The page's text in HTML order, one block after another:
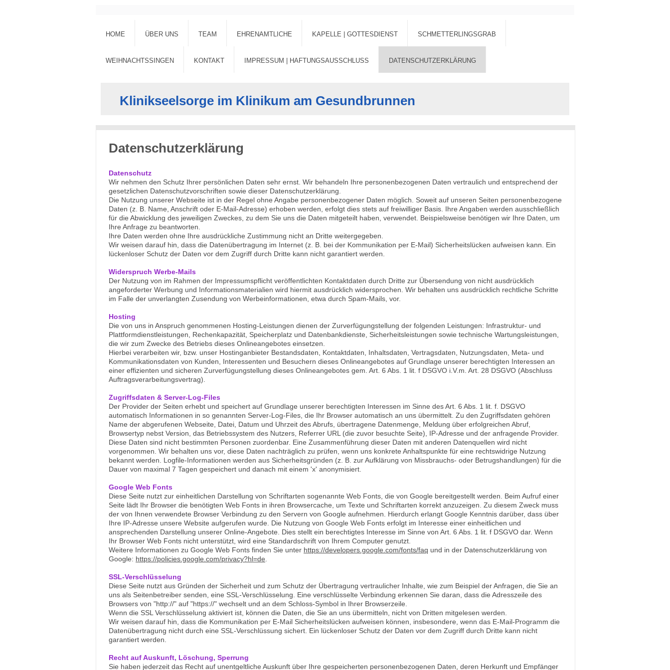
HOME ÜBER UNS TEAM EHRENAMTLICHE KAPELLE | GOTTESDIENST SCHMETTERLINGSGRAB
WEIHNACHTSSINGEN KONTAKT IMPRESSUM | HAFTUNGSAUSSCHLUSS DATENSCHUTZERKLÄRUNG
Klinikseelsorge im Klinikum am Gesundbrunnen
Datenschutzerklärung
Datenschutz
Wir nehmen den Schutz Ihrer persönlichen Daten sehr ernst. Wir behandeln Ihre personenbezogenen Daten vertraulich und entsprechend der
gesetzlichen Datenschutzvorschriften sowie dieser Datenschutzerklärung.
Die Nutzung unserer Webseite ist in der Regel ohne Angabe personenbezogener Daten möglich. Soweit auf unseren Seiten personenbezogene
Daten (z. B. Name, Anschrift oder E-Mail-Adresse) erhoben werden, erfolgt dies stets auf freiwilliger Basis. Ihre Angaben werden ausschließlich
für die Abwicklung des jeweiligen Zweckes, zu dem Sie uns die Daten mitgeteilt haben, verwendet. Beispielsweise benötigen wir Ihre Daten, um
Ihre Anfrage zu beantworten.
Ihre Daten werden ohne Ihre ausdrückliche Zustimmung nicht an Dritte weitergegeben.
Wir weisen darauf hin, dass die Datenübertragung im Internet (z. B. bei der Kommunikation per E-Mail) Sicherheitslücken aufweisen kann. Ein
lückenloser Schutz der Daten vor dem Zugriff durch Dritte kann nicht garantiert werden.
Widerspruch Werbe-Mails
Der Nutzung von im Rahmen der Impressumspflicht veröffentlichten Kontaktdaten durch Dritte zur Übersendung von nicht ausdrücklich
angeforderter Werbung und Informationsmaterialien wird hiermit ausdrücklich widersprochen. Wir behalten uns ausdrücklich rechtliche Schritte
im Falle der unverlangten Zusendung von Werbeinformationen, etwa durch Spam-Mails, vor.
Hosting
Die von uns in Anspruch genommenen Hosting-Leistungen dienen der Zurverfügungstellung der folgenden Leistungen: Infrastruktur- und
Plattformdienstleistungen, Rechenkapazität, Speicherplatz und Datenbankdienste, Sicherheitsleistungen sowie technische Wartungsleistungen,
die wir zum Zwecke des Betriebs dieses Onlineangebotes einsetzen.
Hierbei verarbeiten wir, bzw. unser Hostinganbieter Bestandsdaten, Kontaktdaten, Inhaltsdaten, Vertragsdaten, Nutzungsdaten, Meta- und
Kommunikationsdaten von Kunden, Interessenten und Besuchern dieses Onlineangebotes auf Grundlage unserer berechtigten Interessen an
einer effizienten und sicheren Zurverfügungstellung dieses Onlineangebotes gem. Art. 6 Abs. 1 lit. f DSGVO i.V.m. Art. 28 DSGVO (Abschluss
Auftragsverarbeitungsvertrag).
Zugriffsdaten & Server-Log-Files
Der Provider der Seiten erhebt und speichert auf Grundlage unserer berechtigten Interessen im Sinne des Art. 6 Abs. 1 lit. f. DSGVO
automatisch Informationen in so genannten Server-Log-Files, die Ihr Browser automatisch an uns übermittelt. Zu den Zugriffsdaten gehören
Name der abgerufenen Webseite, Datei, Datum und Uhrzeit des Abrufs, übertragene Datenmenge, Meldung über erfolgreichen Abruf,
Browsertyp nebst Version, das Betriebssystem des Nutzers, Referrer URL (die zuvor besuchte Seite), IP-Adresse und der anfragende Provider.
Diese Daten sind nicht bestimmten Personen zuordenbar. Eine Zusammenführung dieser Daten mit anderen Datenquellen wird nicht
vorgenommen. Wir behalten uns vor, diese Daten nachträglich zu prüfen, wenn uns konkrete Anhaltspunkte für eine rechtswidrige Nutzung
bekannt werden. Logfile-Informationen werden aus Sicherheitsgründen (z. B. zur Aufklärung von Missbrauchs- oder Betrugshandlungen) für die
Dauer von maximal 7 Tagen gespeichert und danach mit einem 'x' anonymisiert.
Google Web Fonts
Diese Seite nutzt zur einheitlichen Darstellung von Schriftarten sogenannte Web Fonts, die von Google bereitgestellt werden. Beim Aufruf einer
Seite lädt Ihr Browser die benötigten Web Fonts in ihren Browsercache, um Texte und Schriftarten korrekt anzuzeigen. Zu diesem Zweck muss
der von Ihnen verwendete Browser Verbindung zu den Servern von Google aufnehmen. Hierdurch erlangt Google Kenntnis darüber, dass über
Ihre IP-Adresse unsere Website aufgerufen wurde. Die Nutzung von Google Web Fonts erfolgt im Interesse einer einheitlichen und
ansprechenden Darstellung unserer Online-Angebote. Dies stellt ein berechtigtes Interesse im Sinne von Art. 6 Abs. 1 lit. f DSGVO dar. Wenn
Ihr Browser Web Fonts nicht unterstützt, wird eine Standardschrift von Ihrem Computer genutzt.
Weitere Informationen zu Google Web Fonts finden Sie unter https://developers.google.com/fonts/faq und in der Datenschutzerklärung von
Google: https://policies.google.com/privacy?hl=de
SSL-Verschlüsselung
Diese Seite nutzt aus Gründen der Sicherheit und zum Schutz der Übertragung vertraulicher Inhalte, wie zum Beispiel der Anfragen, die Sie an
uns als Seitenbetreiber senden, eine SSL-Verschlüsselung. Eine verschlüsselte Verbindung erkennen Sie daran, dass die Adresszeile des
Browsers von "http://" auf "https://" wechselt und an dem Schloss-Symbol in Ihrer Browserzeile.
Wenn die SSL Verschlüsselung aktiviert ist, können die Daten, die Sie an uns übermitteln, nicht von Dritten mitgelesen werden.
Wir weisen darauf hin, dass die Kommunikation per E-Mail Sicherheitslücken aufweisen können, insbesondere, wenn das E-Mail-Programm die
Datenübertragung nicht durch eine SSL-Verschlüssung sichert. Ein lückenloser Schutz der Daten vor dem Zugriff durch Dritte kann nicht
garantiert werden.
Recht auf Auskunft, Löschung, Sperrung
Sie haben jederzeit das Recht auf unentgeltliche Auskunft über Ihre gespeicherten personenbezogenen Daten, deren Herkunft und Empfänger